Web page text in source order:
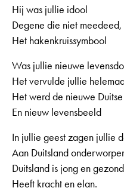
Hij was jullie idool
Degene die niet
Het hakenkruissymbool
Was jullie nieuwe
Het vervulde jullie
Het werd de nieuwe
En nieuw levensbeeld
In jullie geest zagen jullie
Aan Duitsland
Duitsland is jong en gezond
Heeft kracht en elan.